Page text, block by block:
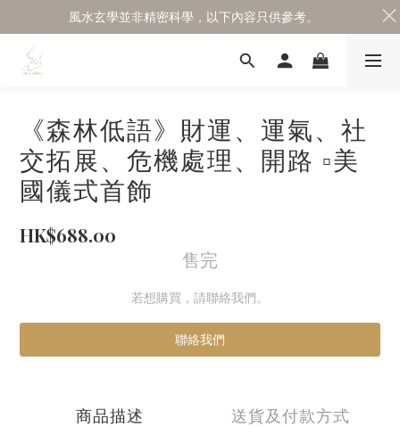
《森林低語》財運、運氣、社
交拓展、危機處理、開路 ▫️美
國儀式首飾
HK$688.00
售完
若想購買，請聯絡我們。
聯絡我們
商品描述 送貨及付款方式
風水玄學並非精密科學，以下內容只供參考。